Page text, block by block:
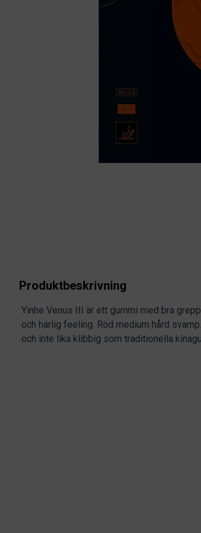
Produktbeskrivning
Yinhe Venus III är ett gummi med bra
och härlig feeling. Röd medium hård
och inte lika klibbig som traditionella